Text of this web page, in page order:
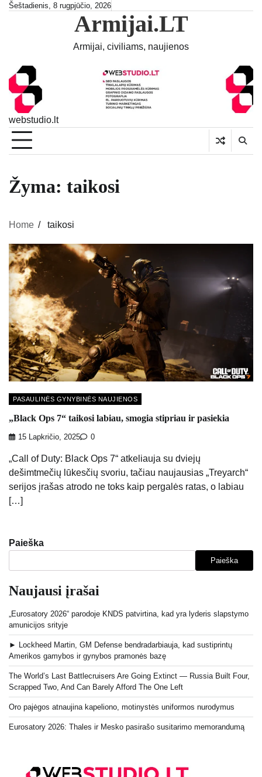
SkipŠeštadienis, 8 rugpjūčio, 2026
Armijai.LT
Armijai, civiliams, naujienos
webstudio.lt
Žyma: taikosi
Home taikosi
PASAULINĖS GYNYBINĖS NAUJIENOS
„Black Ops 7“ taikosi labiau, smogia stipriau ir pasiekia
15 Lapkričio, 2025 0
„Call of Duty: Black Ops 7“ atkeliauja su dviejų
dešimtmečių lūkesčių svoriu, tačiau naujausias „Treyarch“
serijos įrašas atrodo ne toks kaip pergalės ratas, o labiau
[…]
Paieška
Paieška
Naujausi įrašai
„Eurosatory 2026“ parodoje KNDS patvirtina, kad yra lyderis slapstymo
amunicijos srityje
► Lockheed Martin, GM Defense bendradarbiauja, kad sustiprintų
Amerikos gamybos ir gynybos pramonės bazę
The World’s Last Battlecruisers Are Going Extinct — Russia Built Four,
Scrapped Two, And Can Barely Afford The One Left
Oro pajėgos atnaujina kapeliono, motinystės uniformos nurodymus
Eurosatory 2026: Thales ir Mesko pasirašo susitarimo memorandumą